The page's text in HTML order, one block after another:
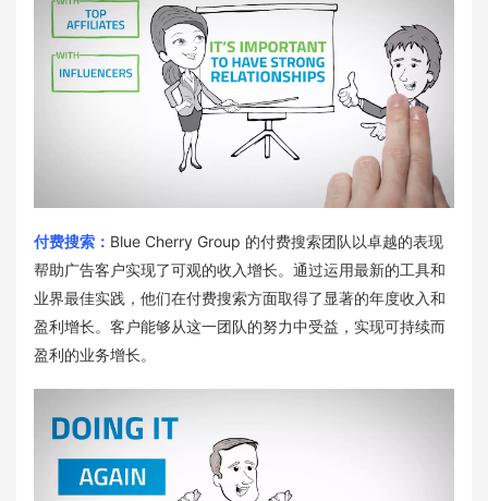
付费搜索： Blue Cherry Group 的付费搜索团队以卓越的表现
帮助广告客户实现了可观的收入增长。通过运用最新的工具和
业界最佳实践，他们在付费搜索方面取得了显著的年度收入和
盈利增长。客户能够从这一团队的努力中受益，实现可持续而
盈利的业务增长。